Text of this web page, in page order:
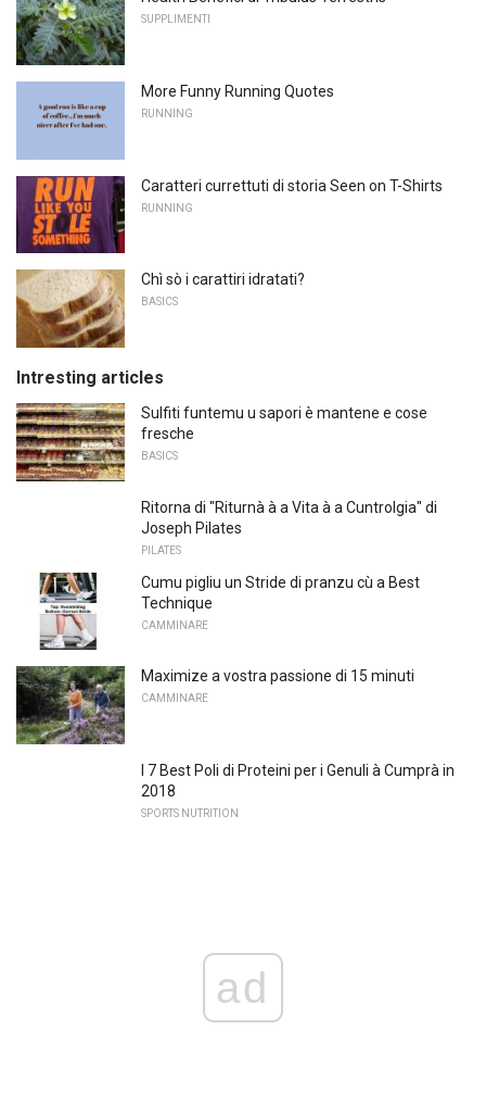
SUPPLIMENTI
More Funny Running Quotes
RUNNING
Caratteri currettuti di storia Seen on T-Shirts
RUNNING
Chì sò i carattiri idratati?
BASICS
Intresting articles
Sulfiti funtemu u sapori è mantene e cose
fresche
BASICS
Ritorna di "Riturnà à a Vita à a Cuntrolgia" di
Joseph Pilates
PILATES
Cumu pigliu un Stride di pranzu cù a Best
Technique
CAMMINARE
Maximize a vostra passione di 15 minuti
CAMMINARE
I 7 Best Poli di Proteini per i Genuli à Cumprà in
2018
SPORTS NUTRITION
ad